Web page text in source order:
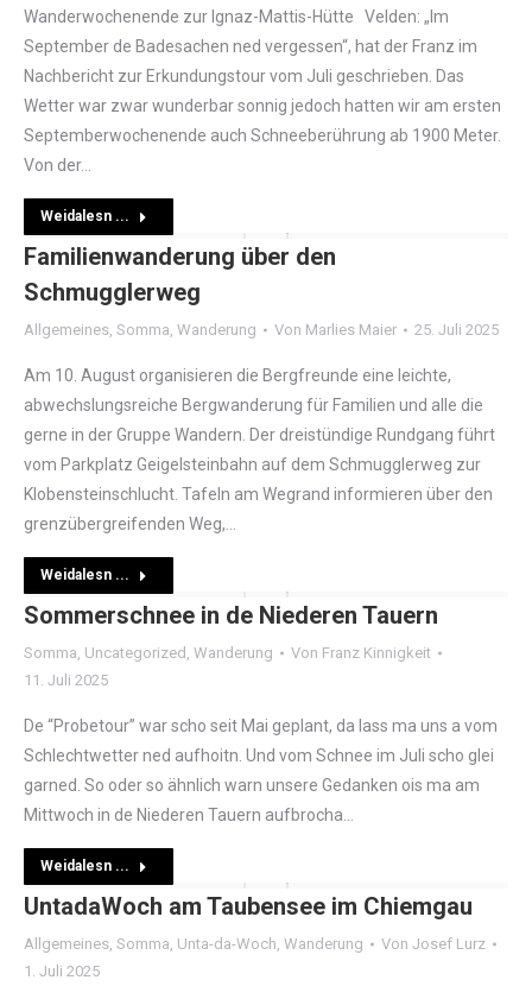
Wanderwochenende zur Ignaz-Mattis-Hütte Velden: „Im
September de Badesachen ned vergessen“, hat der Franz im
Nachbericht zur Erkundungstour vom Juli geschrieben. Das
Wetter war zwar wunderbar sonnig jedoch hatten wir am ersten
Septemberwochenende auch Schneeberührung ab 1900 Meter.
Von der…
Weidalesn ...
Familienwanderung über den
Schmugglerweg
Allgemeines, Somma, Wanderung Von Marlies Maier 25. Juli 2025
Am 10. August organisieren die Bergfreunde eine leichte,
abwechslungsreiche Bergwanderung für Familien und alle die
gerne in der Gruppe Wandern. Der dreistündige Rundgang führt
vom Parkplatz Geigelsteinbahn auf dem Schmugglerweg zur
Klobensteinschlucht. Tafeln am Wegrand informieren über den
grenzübergreifenden Weg,…
Weidalesn ...
Sommerschnee in de Niederen Tauern
Somma, Uncategorized , Wanderung Von Franz Kinnigkeit
11. Juli 2025
De “Probetour” war scho seit Mai geplant, da lass ma uns a vom
Schlechtwetter ned aufhoitn. Und vom Schnee im Juli scho glei
garned. So oder so ähnlich warn unsere Gedanken ois ma am
Mittwoch in de Niederen Tauern aufbrocha…
Weidalesn ...
UntadaWoch am Taubensee im Chiemgau
Allgemeines, Somma, Unta-da-Woch, Wanderung Von Josef Lurz
1. Juli 2025